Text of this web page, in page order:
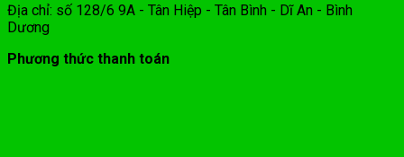
Địa chỉ: số 128/6 9A - Tân Hiệp - Tân Bình - Dĩ An - Bình
Dương
Phương thức thanh toán